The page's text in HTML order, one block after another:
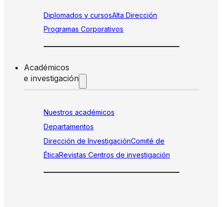
Diplomados y cursosAlta Dirección
Programas Corporativos
Académicos
e investigación
Nuestros académicos
Departamentos
Dirección de InvestigaciónComité de
ÉticaRevistas Centros de investigación